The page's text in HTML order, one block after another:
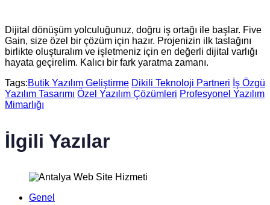
Dijital dönüşüm yolculuğunuz, doğru iş ortağı ile başlar. Five
Gain, size özel bir çözüm için hazır. Projenizin ilk taslağını
birlikte oluşturalım ve işletmeniz için en değerli dijital varlığı
hayata geçirelim. Kalıcı bir fark yaratma zamanı.
Tags:Butik Yazılım Geliştirme Dikili Teknoloji Partneri İş Özgü
Yazılım Tasarımı Özel Yazılım Çözümleri Profesyonel Yazılım
Mimarlığı
İlgili Yazılar
Genel